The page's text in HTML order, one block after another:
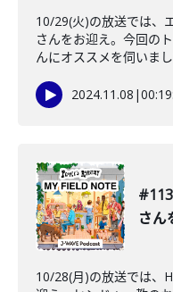
10/29(火)の放送では、
さんをお迎え。今回の
んにオススメを伺いまし
2024.11.08 |
さん
10/28(月)の放送では、